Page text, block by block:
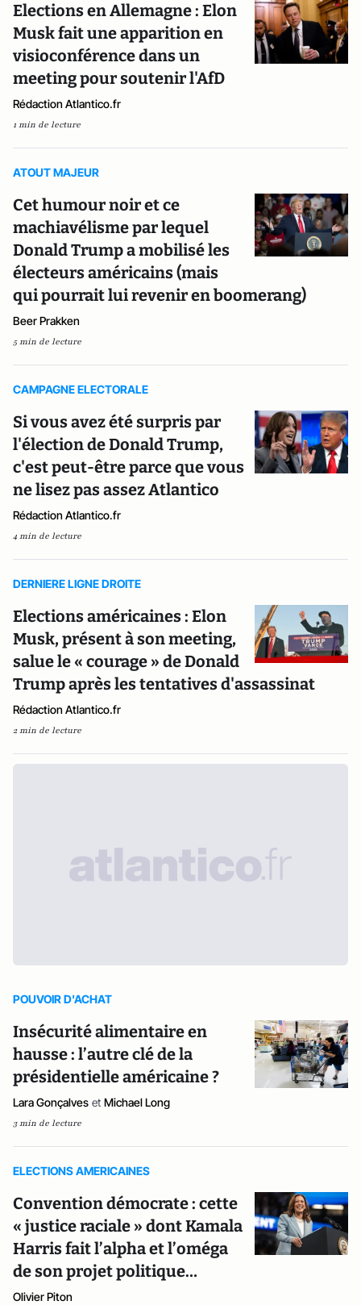
Elections en Allemagne : Elon
Musk fait une apparition en
visioconférence dans un
meeting pour soutenir l'AfD
Rédaction Atlantico.fr
1 min de lecture
ATOUT MAJEUR
Cet humour noir et ce
machiavélisme par lequel
Donald Trump a mobilisé les
électeurs américains (mais
qui pourrait lui revenir en boomerang)
Beer Prakken
5 min de lecture
CAMPAGNE ELECTORALE
Si vous avez été surpris par
l'élection de Donald Trump,
c'est peut-être parce que vous
ne lisez pas assez Atlantico
Rédaction Atlantico.fr
4 min de lecture
DERNIERE LIGNE DROITE
Elections américaines : Elon
Musk, présent à son meeting,
salue le « courage » de Donald
Trump après les tentatives d'assassinat
Rédaction Atlantico.fr
2 min de lecture
POUVOIR D'ACHAT
Insécurité alimentaire en
hausse : l’autre clé de la
présidentielle américaine ?
Lara Gonçalves et Michael Long
3 min de lecture
ELECTIONS AMERICAINES
Convention démocrate : cette
« justice raciale » dont Kamala
Harris fait l’alpha et l’oméga
de son projet politique…
Olivier Piton